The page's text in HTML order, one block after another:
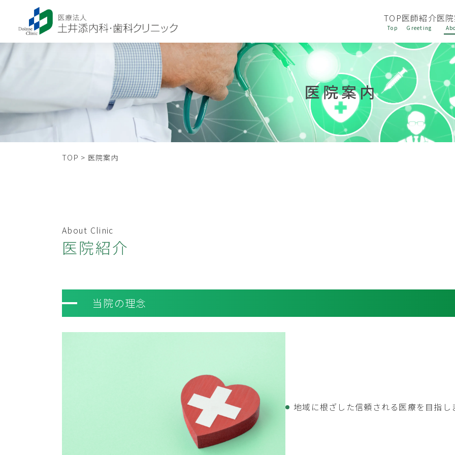
TOP医師紹介医
医院案内
TOP > 医院案内
About Clinic
医院紹介
当院の理念
地域に根ざした信頼される医療を目指し